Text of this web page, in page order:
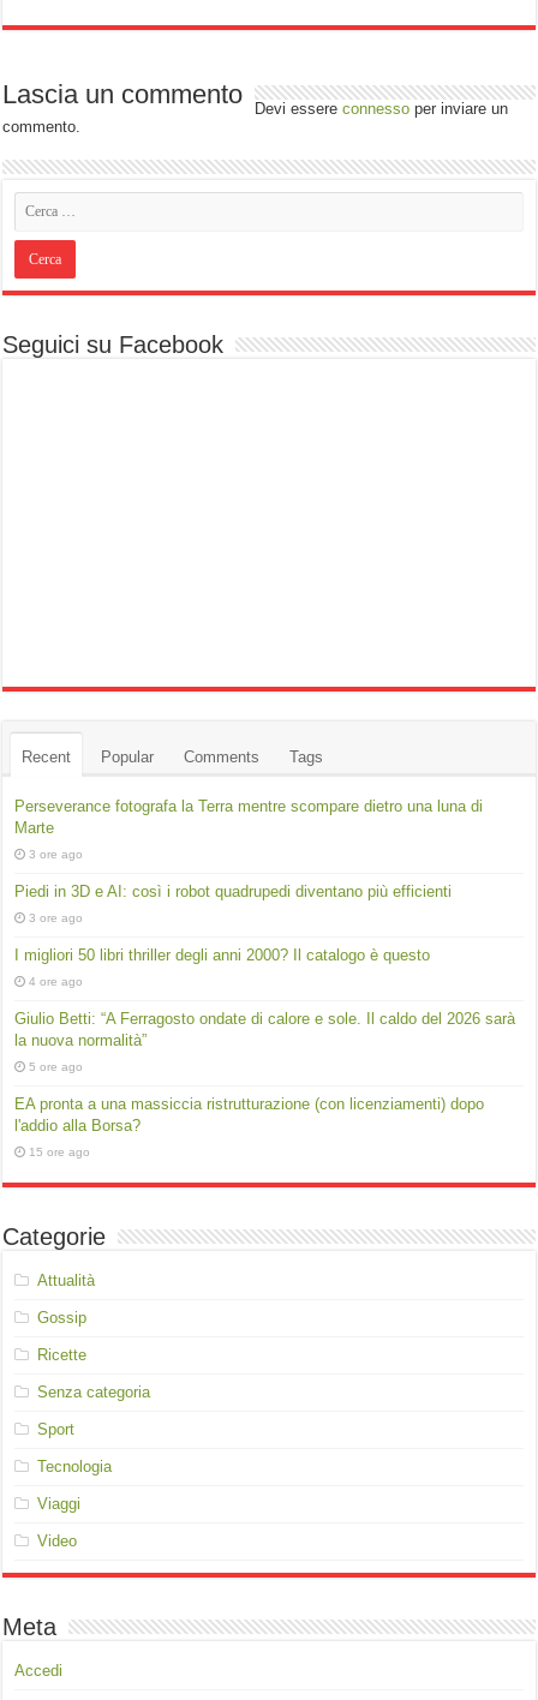
Lascia un commento Devi essereconnesso per inviare un
commento.
Seguici su Facebook
Recent Popular Comments Tags
Perseverance fotografa la Terra mentre scompare dietro una luna di
Marte
3 ore ago
Piedi in 3D e AI: così i robot quadrupedi diventano più efficienti
3 ore ago
I migliori 50 libri thriller degli anni 2000? Il catalogo è questo
4 ore ago
Giulio Betti: “A Ferragosto ondate di calore e sole. Il caldo del 2026 sarà
la nuova normalità”
5 ore ago
EA pronta a una massiccia ristrutturazione (con licenziamenti) dopo
l'addio alla Borsa?
15 ore ago
Categorie
Attualità
Gossip
Ricette
Senza categoria
Sport
Tecnologia
Viaggi
Video
Meta
Accedi